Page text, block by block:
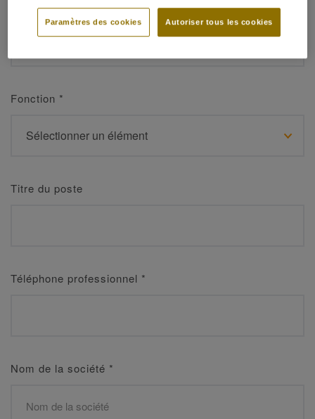
Nom de famille*
Fonction *
Titre du poste
Téléphone professionnel *
Nom de la société *
Autoriser tous les cookies
Paramètres des cookies